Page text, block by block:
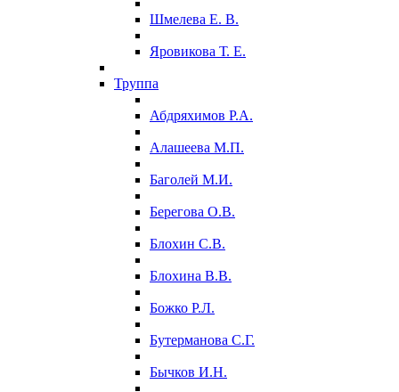
Шмелева Е. В.
Яровикова Т. Е.
Труппа
Абдряхимов Р.А.
Алашеева М.П.
Баголей М.И.
Берегова О.В.
Блохин С.В.
Блохина В.В.
Божко Р.Л.
Бутерманова С.Г.
Бычков И.Н.